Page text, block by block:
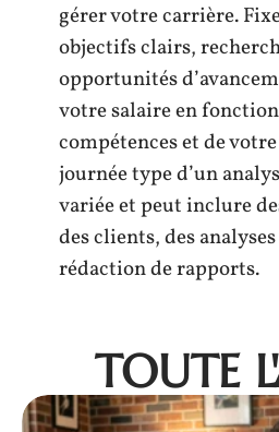
gérer votre carrière.
objectifs clairs,
opportunités
votre salaire en
compétences et de
journée type d’un
variée et peut inclure
des clients, des
rédaction de rapports.
TOUTE